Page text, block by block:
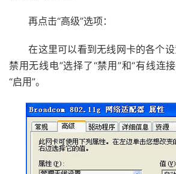
再点击“高级”选项：
在这里可以看到无线网卡的各个设
禁用无线电”选择了“禁用”和“有线连
“启用”。